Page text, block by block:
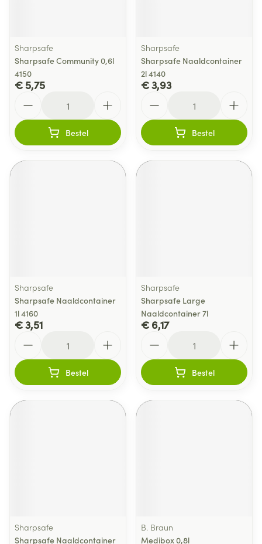
Sharpsafe
Sharpsafe Community 0,6l
4150
€ 5,75
Bestel
Sharpsafe
Sharpsafe Naaldcontainer
2l 4140
€ 3,93
Bestel
Sharpsafe
Sharpsafe Naaldcontainer
1l 4160
€ 3,51
Bestel
Sharpsafe
Sharpsafe Large
Naaldcontainer 7l
€ 6,17
Bestel
Sharpsafe
Sharpsafe Naaldcontainer
B. Braun
Medibox 0,8l